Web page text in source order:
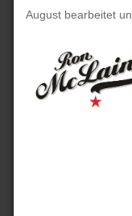
August bearbeitet